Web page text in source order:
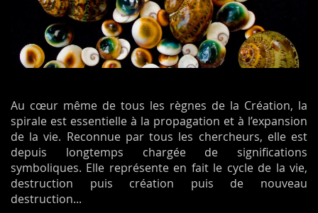
Au cœur même de tous les règnes de la Création, la
spirale est essentielle à la propagation et à l’expansion
de la vie. Reconnue par tous les chercheurs, elle est
depuis longtemps chargée de significations
symboliques. Elle représente en fait le cycle de la vie,
destruction puis création puis de nouveau
destruction...